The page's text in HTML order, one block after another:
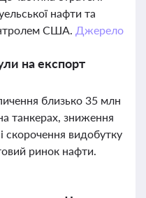
нафти та
США. Джерело
на експорт
близько 35 млн
танкерах, зниження
скорочення видобутку
ринок нафти.